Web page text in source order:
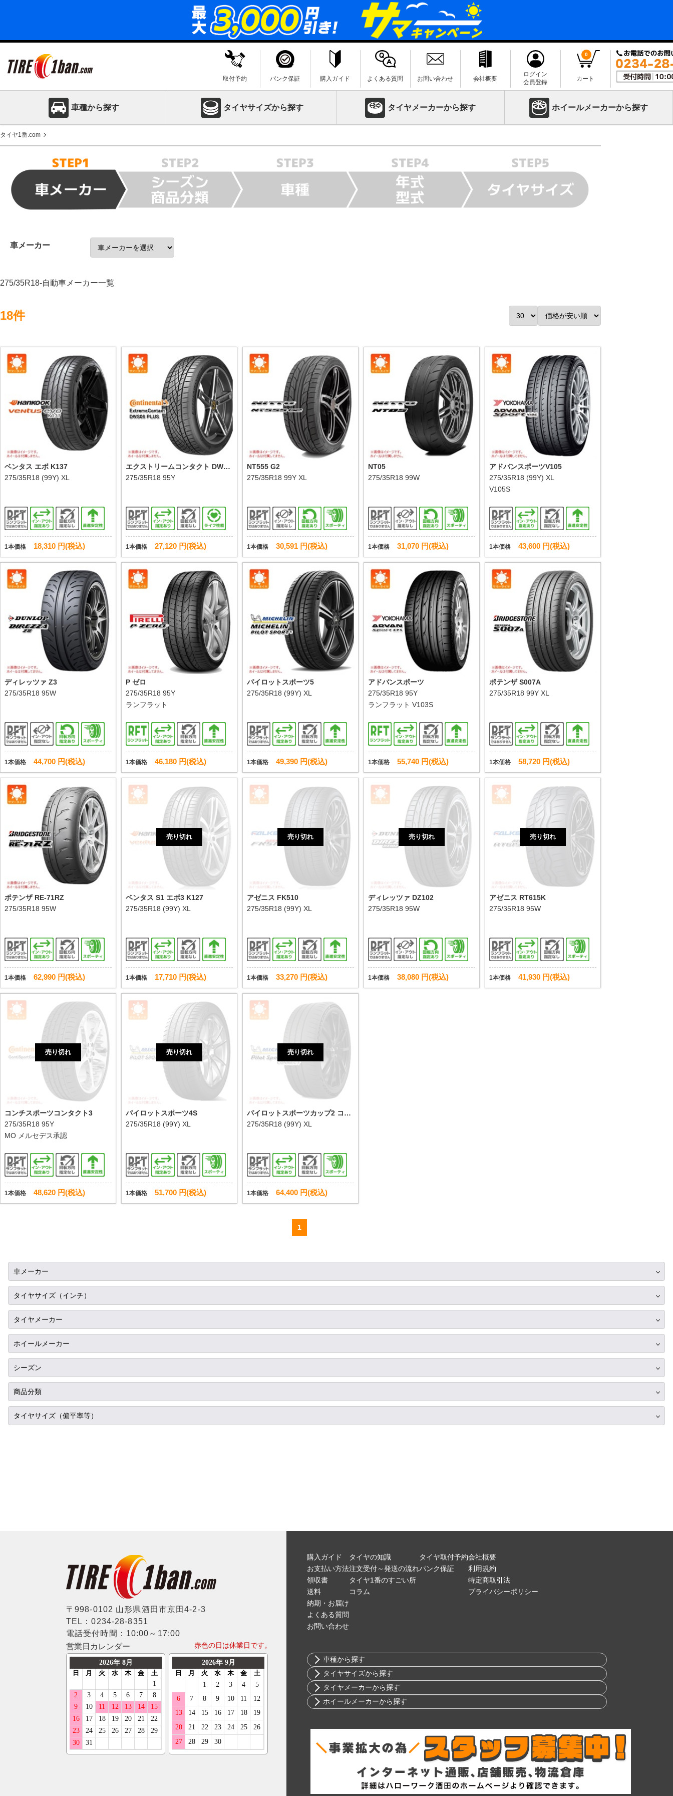
取付予約 パンク保証 購入ガイド よくある質問 お問い合わせ 会社概要
ログイン
会員登録
0
カート
車種から探す タイヤサイズから探す タイヤメーカーから探す ホイールメーカーから探す
車メーカー
トヨタ
ニッサン
ホンダ
マツダ
ミツビシ
スズキ
ダイハツ
メルセデスベンツ
フォルクスワーゲン
タイヤサイズ（インチ）
10インチ
12インチ
13インチ
15インチ
16インチ
タイヤメーカー
ミシュラン
ヨコハマ
ピレリ
ノキアン
マキシス
マッドスター
モンスタ
ラウフェン
フェデラル
ニットー
グリップマックス
オーレンカウンター
ホイールメーカー
AKUT
Advanti Racing
APIO
ERST
MLJ
MKW
LX-MODE
ELFORD
ENKEI
OFFBEAT
GIBSON
GARSON
シーズン
サマータイヤ
スタッドレス
オールシーズン
商品分類
タイヤ単品
タイヤサイズ（偏平率等）
タイヤ1番.com
車メーカー
275/35R18-自動車メーカー一覧
18件
ベンタス エボ K137
275/35R18 (99Y) XL
1本価格 18,310 円(税込)
エクストリームコンタクト DWS0
6 プラス
275/35R18 95Y
1本価格 27,120 円(税込)
NT555 G2
275/35R18 99Y XL
1本価格 30,591 円(税込)
NT05
275/35R18 99W
1本価格 31,070 円(税込)
アドバンスポーツV105
275/35R18 (99Y) XL
V105S
1本価格 43,600 円(税込)
ディレッツァ Z3
275/35R18 95W
1本価格 44,700 円(税込)
P ゼロ
275/35R18 95Y
ランフラット
1本価格 46,180 円(税込)
パイロットスポーツ5
275/35R18 (99Y) XL
1本価格 49,390 円(税込)
アドバンスポーツ
275/35R18 95Y
ランフラット V103S
1本価格 55,740 円(税込)
ポテンザ S007A
275/35R18 99Y XL
1本価格 58,720 円(税込)
ポテンザ RE-71RZ
275/35R18 95W
1本価格 62,990 円(税込)
売り切れ
ベンタス S1 エボ3 K127
275/35R18 (99Y) XL
1本価格 17,710 円(税込)
売り切れ
アゼニス FK510
275/35R18 (99Y) XL
1本価格 33,270 円(税込)
売り切れ
ディレッツァ DZ102
275/35R18 95W
1本価格 38,080 円(税込)
売り切れ
アゼニス RT615K
275/35R18 95W
1本価格 41,930 円(税込)
売り切れ
コンチスポーツコンタクト3
275/35R18 95Y
MO メルセデス承認
1本価格 48,620 円(税込)
売り切れ
パイロットスポーツ4S
275/35R18 (99Y) XL
1本価格 51,700 円(税込)
売り切れ
パイロットスポーツカップ2 コネ
クト
275/35R18 (99Y) XL
1本価格 64,400 円(税込)
1
〒998-0102 山形県酒田市京田4-2-3
TEL：0234-28-8351
電話受付時間：10:00～17:00
営業日カレンダー
赤色の日は休業日です。
購入ガイド
お支払い方法
領収書
送料
納期・お届け
よくある質問
お問い合わせ
タイヤの知識
注文受付～発送の流れ
タイヤ1番のすごい所
コラム
タイヤ取付予約
パンク保証
会社概要
利用規約
特定商取引法
プライバシーポリシー
車種から探す
トヨタ
ニッサン
ホンダ
マツダ
ミツビシ
スズキ
タイヤサイズから探す
10インチ
12インチ
14インチ
15インチ
16インチ
タイヤメーカーから探す
ブリヂストン
ヨコハマ
ダンロップ
ピレリ
コンチネンタル
グッドイヤー
ホイールメーカーから探す
AKUT
Advanti Racing
APIO
ABE SHOKAI